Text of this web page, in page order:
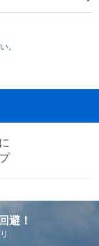
。
避！